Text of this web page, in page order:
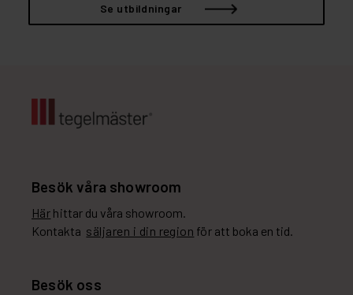
Se utbildningar
Besök våra showroom
Här hittar du våra showroom.
Kontakta säljaren i din region för att boka en tid.
Besök oss